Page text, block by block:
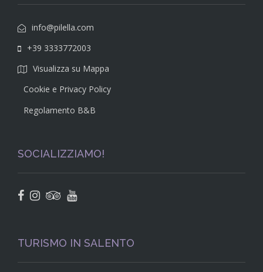
info@pilella.com
+39 3333772003
Visualizza su Mappa
Cookie e Privacy Policy
Regolamento B&B
SOCIALIZZIAMO!
TURISMO IN SALENTO